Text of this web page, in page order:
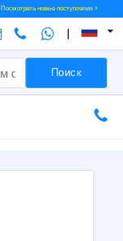
Посмотреть новые поступления >
|
Поиск